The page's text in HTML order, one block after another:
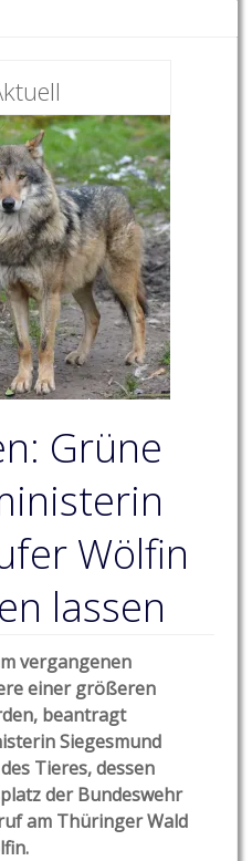
Grüne
Wölfin
lassen
vergangenen
einer größeren
beantragt
Siegesmund
Tieres, dessen
der Bundeswehr
am Thüringer Wald